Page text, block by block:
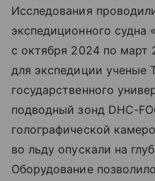
Исследования
экспедиционного
с октября 2024 по март
для экспедиции ученые
государственного
подводный зонд DHC-
голографической
во льду опускали на
Оборудование